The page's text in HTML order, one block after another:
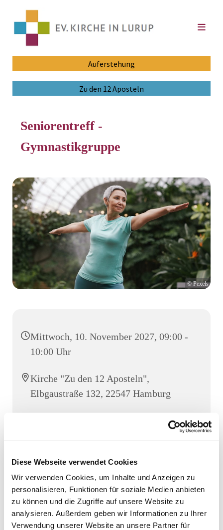
Diese Webseite verwendet Cookies
Wir verwenden Cookies, um Inhalte und Anzeigen zu
personalisieren, Funktionen für soziale Medien anbieten
zu können und die Zugriffe auf unsere Website zu
analysieren. Außerdem geben wir Informationen zu Ihrer
Verwendung unserer Website an unsere Partner für
Auferstehung
Zu den 12 Aposteln
Seniorentreff -
Gymnastikgruppe
© Pexels
Mittwoch, 10. November 2027, 09:00 -
10:00 Uhr
Kirche "Zu den 12 Aposteln",
Elbgaustraße 132, 22547 Hamburg
Fit bleiben, am besten bis ins hohe Alter - nicht nur davon
träumen, sondern auch etwas dafür tun! Jeden Donnerstag
von 10-11 Uhr im Seniorentreff der Kirchengemeinde
"Zu den 12 Aposteln", Elbgaustraße 140. Ein kleiner
monatlicher unkostenbeitrag wir derhoben. Mach mit!